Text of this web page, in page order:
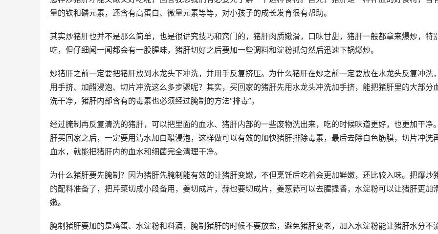
量的铁和磷元素，还含有高蛋白、微量元素等等，对小孩子的成长发育很有帮助。
其实炒猪肝也并不是那么简单，也是很讲究技巧和窍门的，猪肝肉质嫩滑，口味甘甜，猪肝一般都拿来爆炒，特
吃，但仔细闻一闻都会有一股腥味，猪肝切好之后要加一些调料和淀粉抓匀然后迅速下锅爆炒。
炒猪肝之前一定要把猪肝放到水龙头下冲洗，并用手反复挤压。为什么猪肝在炒之前一定要放在水龙头反复冲洗
用手挤、加醋浸泡、切片冲洗这么多步骤呢？其实，买回家的猪肝先用水龙头冲洗加手挤，能把猪肝里的大部分
洗干净，猪肝内部含有的毒素也必须经过腌制的方法“排毒”。
经过腌制再反复清洗的猪肝，可以把里面的血水、猪肝内部的一些废物洗出来，吃的时候味道更好，也更加干净
肝买回家之后，一定要用清水加白醋浸泡，这样做可以有效的加快猪肝排除毒素，最后去除白色筋膜，切片冲洗
血水，就能把猪肝内的血水和细菌完全清理干净。
为什么猪肝要先腌制？因为猪肝先腌制能有效的让猪肝变嫩，不但烹饪后吃着会更加鲜嫩，还比较入味。把爆炒
的配料准备了，把芹菜切成小段备用，姜切成片，蒜也要切成片，姜葱蒜可以去腥提香，水淀粉可以让猪肝更加
嫩。
腌制猪肝要加的是鸡蛋、水淀粉和料酒，腌制猪肝的时候不要放盐，避免猪肝变老，加入水淀粉能让猪肝水分不